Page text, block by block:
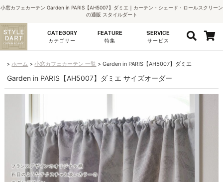
小窓カフェカーテン Garden in PARIS【AH5007】ダミエ｜カーテン・シェード・ロールスクリーン
の通販 スタイルダート
CATEGORY
カテゴリー
FEATURE
特集
SERVICE
サービス
ホーム 小窓カフェカーテン 一覧 Garden in PARIS【AH5007】ダミエ
Garden in PARIS【AH5007】ダミエ サイズオーダー